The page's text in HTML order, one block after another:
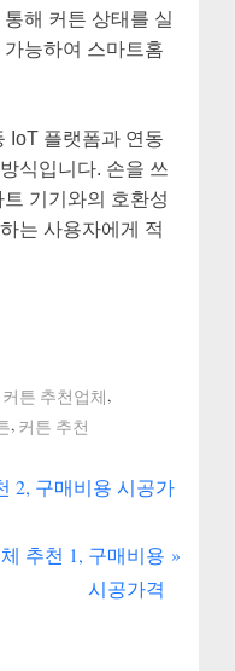
해 커튼 상태를 실
능하여 스마트홈
IoT 플랫폼과 연동
식입니다. 손을 쓰
기기와의 호환성
는 사용자에게 적
튼 추천업체,
, 커튼 추천
2, 구매비용 시공가
추천 1, 구매비용
시공가격